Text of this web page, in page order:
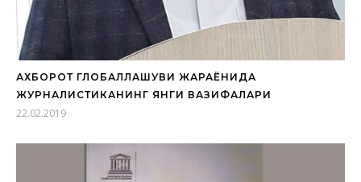
АХБОРОТ ГЛОБАЛЛАШУВИ ЖАРАЁНИДА
ЖУРНАЛИСТИКАНИНГ ЯНГИ ВАЗИФАЛАРИ
22.02.2019